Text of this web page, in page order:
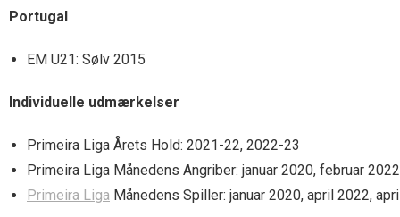
Portugal
EM U21: Sølv 2015
Individuelle udmærkelser
Primeira Liga Årets Hold: 2021-22, 2022-23
Primeira Liga Månedens Angriber: januar 2020, februar
Primeira Liga Månedens Spiller: januar 2020, april 2022,